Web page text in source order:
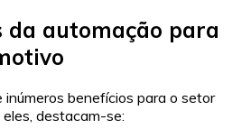
da automação para
benefícios para o setor
destacam-se: